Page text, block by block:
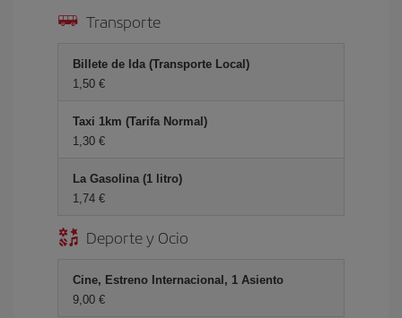
Transporte
Billete de Ida (Transporte Local)
1,50 €
Taxi 1km (Tarifa Normal)
1,30 €
La Gasolina (1 litro)
1,74 €
Deporte y Ocio
Cine, Estreno Internacional, 1 Asiento
9,00 €